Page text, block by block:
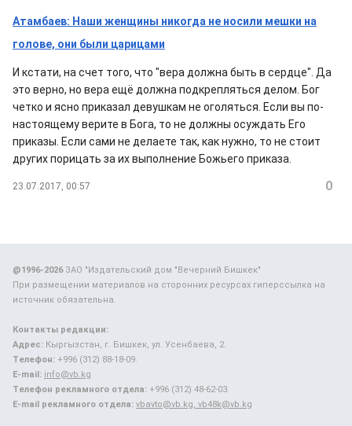
Атамбаев: Наши женщины никогда не носили мешки на
голове, они были царицами
И кстати, на счет того, что "вера должна быть в сердце". Да
это верно, но вера ещё должна подкрепляться делом. Бог
четко и ясно приказал девушкам не оголяться. Если вы по-
настоящему верите в Бога, то не должны осуждать Его
приказы. Если сами не делаете так, как нужно, то не стоит
других порицать за их выполнение Божьего приказа.
23.07.2017, 00:57 0
@1996-2026ЗАО "Издательский дом "Вечерний Бишкек"
При размещении материалов на сторонних ресурсах гиперссылка на
источник обязательна.
Контакты редакции:
Адрес: Кыргызстан, г. Бишкек, ул. Усенбаева, 2.
Телефон: +996 (312) 88-18-09.
E-mail: info@vb.kg
Телефон рекламного отдела: +996 (312) 48-62-03.
E-mail рекламного отдела: vbavto@vb.kg, vb48k@vb.kg